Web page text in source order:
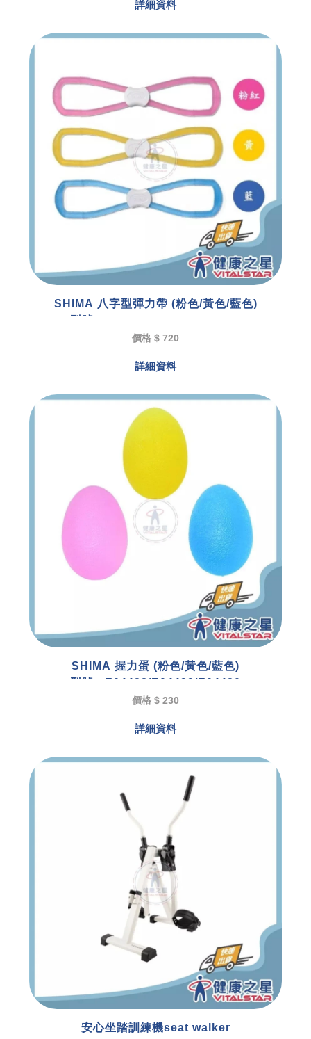
詳細資料
SHIMA 八字型彈力帶 (粉色/黃色/藍色)
價格 $ 720
詳細資料
SHIMA 握力蛋 (粉色/黃色/藍色)
型號 : E04428/E04429/E04430
價格 $ 230
詳細資料
安心坐踏訓練機seat walker